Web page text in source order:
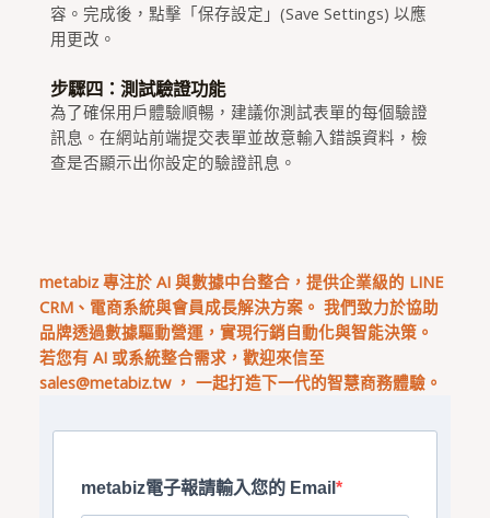
容。完成後，點擊「保存設定」(Save Settings) 以應
用更改。
步驟四：測試驗證功能
為了確保用戶體驗順暢，建議你測試表單的每個驗證
訊息。在網站前端提交表單並故意輸入錯誤資料，檢
查是否顯示出你設定的驗證訊息。
metabiz 專注於 AI 與數據中台整合，提供企業級的 LINE
CRM、電商系統與會員成長解決方案。 我們致力於協助
品牌透過數據驅動營運，實現行銷自動化與智能決策。
若您有 AI 或系統整合需求，歡迎來信至
sales@metabiz.tw， 一起打造下一代的智慧商務體驗。
metabiz電子報請輸入您的 Email